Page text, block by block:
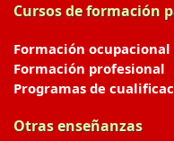
Cursos de formación
Formación ocupacional
Formación profesional
Programas de
Otras enseñanzas